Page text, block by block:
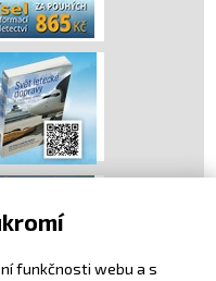
funkčnosti webu a s